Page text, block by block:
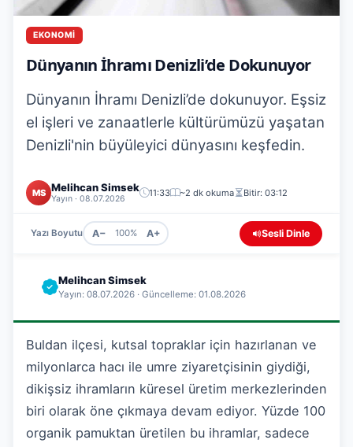
EKONOMI
Dünyanın İhramı Denizli’de Dokunuyor
Dünyanın İhramı Denizli’de dokunuyor. Eşsiz
el işleri ve zanaatlerle kültürümüzü yaşatan
Denizli'nin büyüleyici dünyasını keşfedin.
MS Melihcan Simsek
Yayın · 08.07.2026
11:33 ~2 dk okuma Bitir: 03:12
Yazı Boyutu A− 100% A+ Sesli Dinle
Melihcan Simsek
Yayın: 08.07.2026 · Güncelleme: 01.08.2026
Buldan ilçesi, kutsal topraklar için hazırlanan ve
milyonlarca hacı ile umre ziyaretçisinin giydiği,
dikişsiz ihramların küresel üretim merkezlerinden
biri olarak öne çıkmaya devam ediyor. Yüzde 100
organik pamuktan üretilen bu ihramlar, sadece